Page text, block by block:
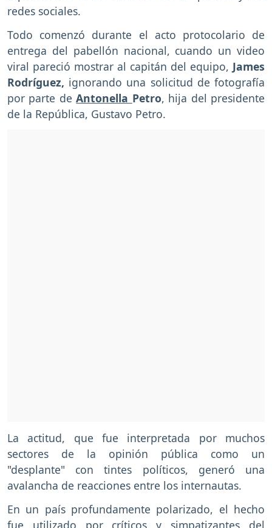
redes sociales.
Todo comenzó durante el acto protocolario de
entrega del pabellón nacional, cuando un video
viral pareció mostrar al capitán del equipo, James
Rodríguez, ignorando una solicitud de fotografía
por parte deAntonella Petro, hija del presidente
de la República, Gustavo Petro.
La actitud, que fue interpretada por muchos
sectores de la opinión pública como un
"desplante" con tintes políticos, generó una
avalancha de reacciones entre los internautas.
En un país profundamente polarizado, el hecho
fue utilizado por críticos y simpatizantes del